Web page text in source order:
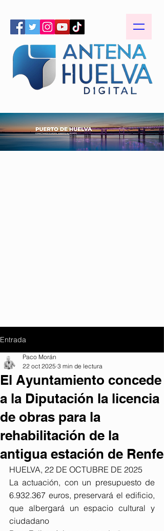
Entrada
El Ayuntamiento concede
a la Diputación la licencia
de obras para la
rehabilitación de la
antigua estación de Renfe
Paco Morán
22 oct 2025 3 min de lectura
HUELVA, 22 DE OCTUBRE DE 2025
La actuación, con un presupuesto de
6.932.367 euros, preservará el edificio,
que albergará un espacio cultural y
ciudadano